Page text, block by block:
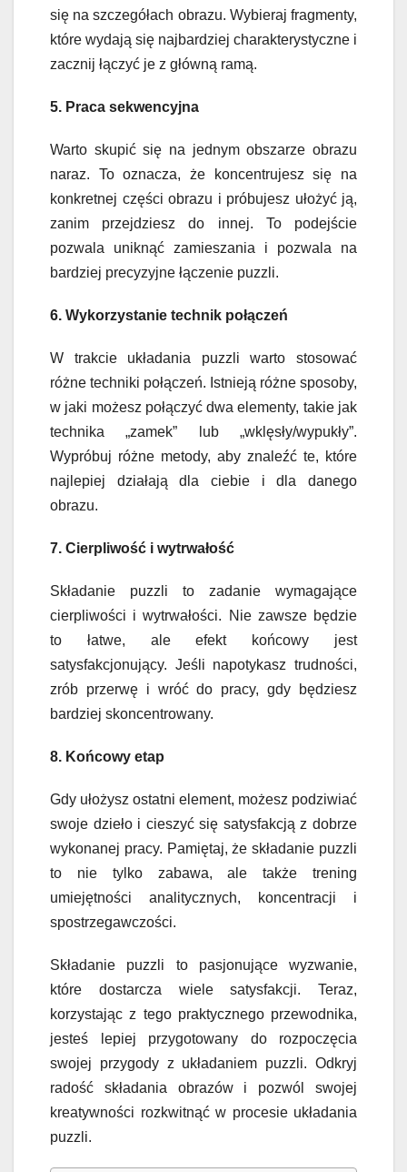
się na szczegółach obrazu. Wybieraj fragmenty,
które wydają się najbardziej charakterystyczne i
zacznij łączyć je z główną ramą.
5. Praca sekwencyjna
Warto skupić się na jednym obszarze obrazu
naraz. To oznacza, że koncentrujesz się na
konkretnej części obrazu i próbujesz ułożyć ją,
zanim przejdziesz do innej. To podejście
pozwala uniknąć zamieszania i pozwala na
bardziej precyzyjne łączenie puzzli.
6. Wykorzystanie technik połączeń
W trakcie układania puzzli warto stosować
różne techniki połączeń. Istnieją różne sposoby,
w jaki możesz połączyć dwa elementy, takie jak
technika „zamek” lub „wklęsły/wypukły”.
Wypróbuj różne metody, aby znaleźć te, które
najlepiej działają dla ciebie i dla danego
obrazu.
7. Cierpliwość i wytrwałość
Składanie puzzli to zadanie wymagające
cierpliwości i wytrwałości. Nie zawsze będzie
to łatwe, ale efekt końcowy jest
satysfakcjonujący. Jeśli napotykasz trudności,
zrób przerwę i wróć do pracy, gdy będziesz
bardziej skoncentrowany.
8. Końcowy etap
Gdy ułożysz ostatni element, możesz podziwiać
swoje dzieło i cieszyć się satysfakcją z dobrze
wykonanej pracy. Pamiętaj, że składanie puzzli
to nie tylko zabawa, ale także trening
umiejętności analitycznych, koncentracji i
spostrzegawczości.
Składanie puzzli to pasjonujące wyzwanie,
które dostarcza wiele satysfakcji. Teraz,
korzystając z tego praktycznego przewodnika,
jesteś lepiej przygotowany do rozpoczęcia
swojej przygody z układaniem puzzli. Odkryj
radość składania obrazów i pozwól swojej
kreatywności rozkwitnąć w procesie układania
puzzli.